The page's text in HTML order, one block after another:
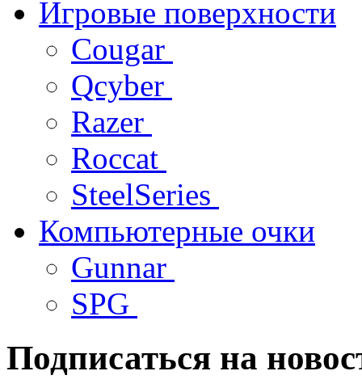
Игровые поверхности
Cougar
Qcyber
Razer
Roccat
SteelSeries
Компьютерные очки
Gunnar
SPG
Подписаться на